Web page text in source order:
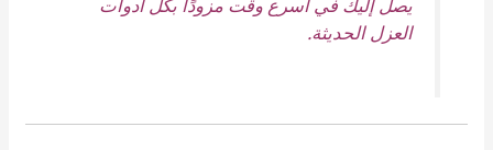
يصل إليك في أسرع وقت مزودًا بكل أدوات
العزل الحديثة.